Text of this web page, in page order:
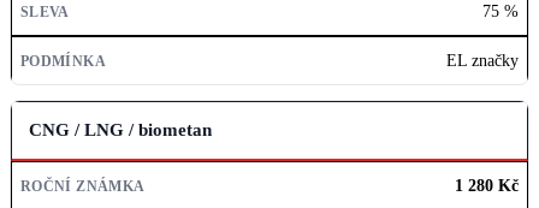
75 %
EL značky
CNG / LNG / biometan
1 280 Kč